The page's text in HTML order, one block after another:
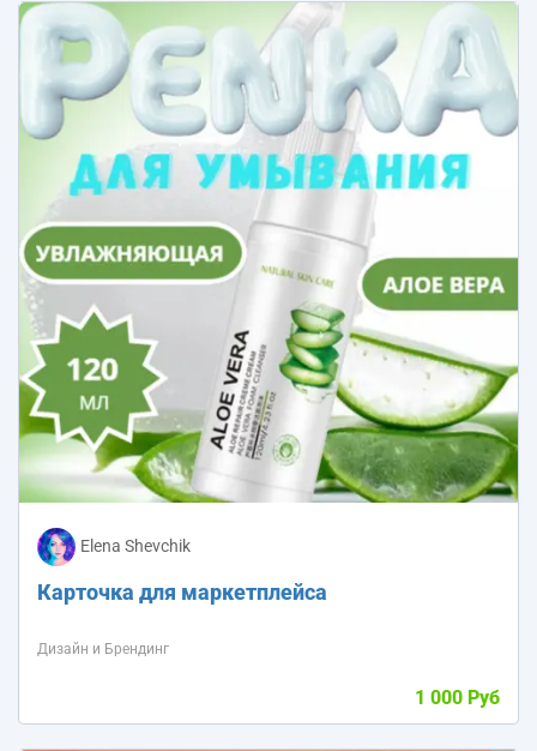
Elena Shevchik
Карточка для маркетплейса
Дизайн и Брендинг
1 000 Руб